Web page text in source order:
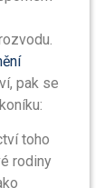
pak se
toho
rodiny